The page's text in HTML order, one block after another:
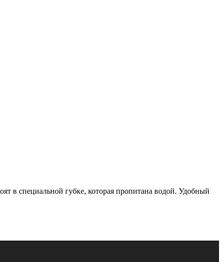
в специальной губке, которая пропитана водой. Удобный